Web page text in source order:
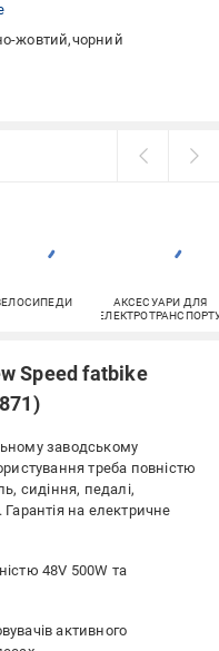
жовтий чорний
АКСЕСУАРИ ДЛЯ
Speed fatbike
заводському
треба повністю
сидіння, педалі,
на електричне
48V 500W та
активного